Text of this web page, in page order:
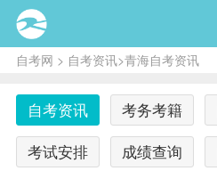
自考网 > 自考资讯>青海自考资讯
自考资讯 考务考籍
考试安排
成绩查询